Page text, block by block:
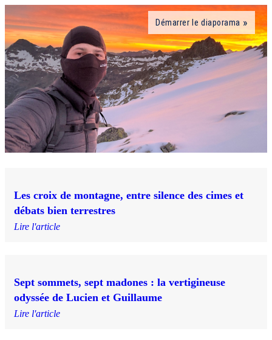
Démarrer le diaporama
Les croix de montagne, entre silence des cimes et
débats bien terrestres
Lire l'article
Sept sommets, sept madones : la vertigineuse
odyssée de Lucien et Guillaume
Lire l'article